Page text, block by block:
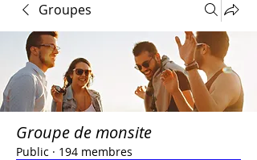
Groupes
Groupe de monsite
Public · 194 membres